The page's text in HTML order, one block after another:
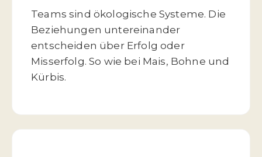
Teams sind ökologische Systeme. Die
Beziehungen untereinander
entscheiden über Erfolg oder
Misserfolg. So wie bei Mais, Bohne und
Kürbis.